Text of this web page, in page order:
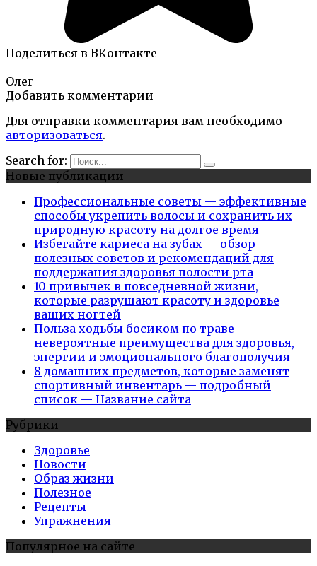
Поделиться в ВКонтакте
Олег
Добавить комментарии
Для отправки комментария вам необходимо
авторизоваться.
Search for:
Новые публикации
Профессиональные советы — эффективные
способы укрепить волосы и сохранить их
природную красоту на долгое время
Избегайте кариеса на зубах — обзор
полезных советов и рекомендаций для
поддержания здоровья полости рта
10 привычек в повседневной жизни,
которые разрушают красоту и здоровье
ваших ногтей
Польза ходьбы босиком по траве —
невероятные преимущества для здоровья,
энергии и эмоционального благополучия
8 домашних предметов, которые заменят
спортивный инвентарь — подробный
список — Название сайта
Рубрики
Здоровье
Новости
Образ жизни
Полезное
Рецепты
Упражнения
Популярное на сайте